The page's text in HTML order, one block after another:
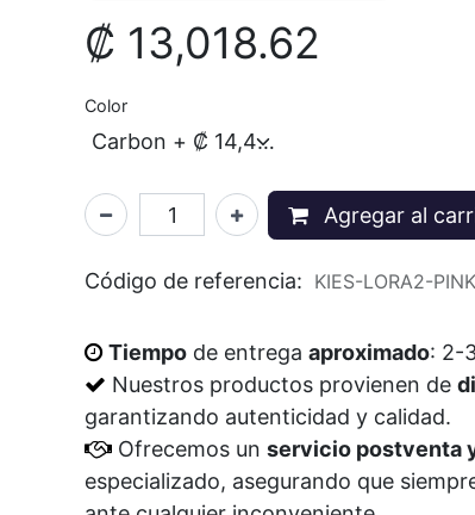
₡ 13,018.62
Color
Agregar al
Código de referencia: KIES-LORA2-PINK
Tiempo de entrega aproximado: 2-
Nuestros productos provienen de
garantizando autenticidad y calidad.
Ofrecemos un servicio postventa
especializado, asegurando que